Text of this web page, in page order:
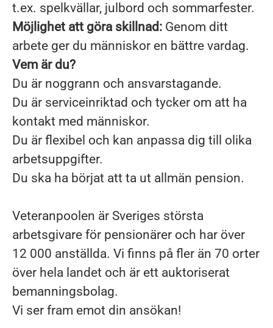
t.ex. spelkvällar, julbord och sommarfester.
Möjlighet att göra skillnad: Genom ditt
arbete ger du människor en bättre vardag.
Vem är du?
Du är noggrann och ansvarstagande.
Du är serviceinriktad och tycker om att ha
kontakt med människor.
Du är flexibel och kan anpassa dig till olika
arbetsuppgifter.
Du ska ha börjat att ta ut allmän pension.
Veteranpoolen är Sveriges största
arbetsgivare för pensionärer och har över
12 000 anställda. Vi finns på fler än 70 orter
över hela landet och är ett auktoriserat
bemanningsbolag.
Vi ser fram emot din ansökan!